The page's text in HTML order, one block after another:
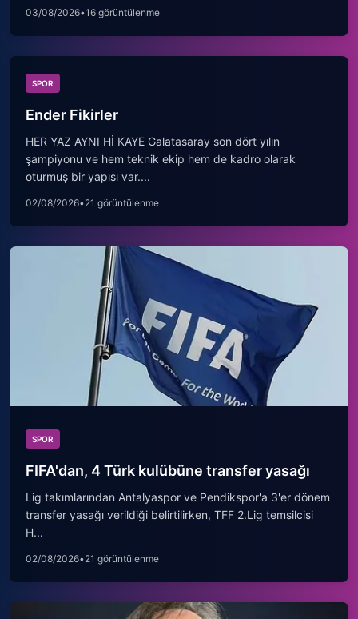
03/08/2026•16 görüntülenme
SPOR
Ender Fikirler
HER YAZ AYNI Hİ KAYE Galatasaray son dört yılın
şampiyonu ve hem teknik ekip hem de kadro olarak
oturmuş bir yapısı var....
02/08/2026•21 görüntülenme
SPOR
FIFA'dan, 4 Türk kulübüne transfer yasağı
Lig takımlarından Antalyaspor ve Pendikspor'a 3'er dönem
transfer yasağı verildiği belirtilirken, TFF 2.Lig temsilcisi
H...
02/08/2026•21 görüntülenme